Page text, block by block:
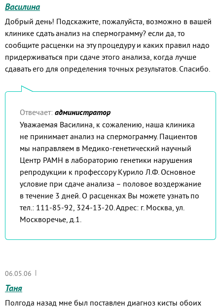
Василина
Добрый день! Подскажите, пожалуйста, возможно в вашей
клинике сдать анализ на спермограмму? если да, то
сообщите расценки на эту процедуру и каких правил надо
придерживаться при сдаче этого анализа, когда лучше
сдавать его для определения точных результатов. Спасибо.
Отвечает: администратор
Уважаемая Василина, к сожалению, наша клиника
не принимает анализ на спермограмму. Пациентов
мы направляем в Медико-генетический научный
Центр РАМН в лабораторию генетики нарушения
репродукции к профессору Курило Л.Ф. Основное
условие при сдаче анализа – половое воздержание
в течение 3 дней. О расценках Вы можете узнать по
тел.: 111-85-92, 324-13-20. Адрес: г. Москва, ул.
Москворечье, д.1.
06.05.06 |
Таня
Полгода назад мне был поставлен диагноз кисты обоих